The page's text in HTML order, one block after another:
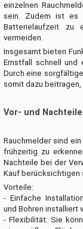
einzelnen
sein. Zudem ist es
Batterielaufzeit zu
vermeiden.
Insgesamt bieten
Ernstfall schnell und
Durch eine
somit dazu
Vor- und Nachteile
Rauchmelder sind
frühzeitig zu
Nachteile bei der
Kauf berücksichtigen
Vorteile:
- Einfache
und Bohren installiert
- Flexibilität: Sie